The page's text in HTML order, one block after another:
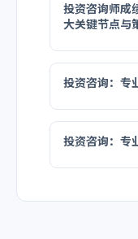
投资咨询师成
大关键节点与
投资咨询：专
投资咨询：专